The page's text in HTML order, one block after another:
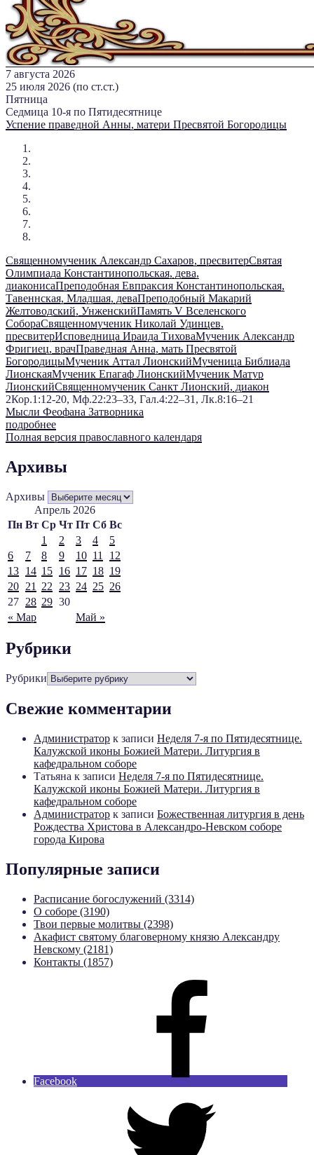
7 августа 2026
25 июля 2026 (по ст.ст.)
Пятница
Седмица 10-я по Пятидесятнице
Успение праведной Анны, матери Пресвятой Богородицы
Священномученик Александр Сахаров, пресвитерСвятая
Олимпиада Константинопольская, дева,
диаконисаПреподобная Евпраксия Константинопольская,
Тавеннская, Младшая, деваПреподобный Макарий
Желтоводский, УнженскийПамять V Вселенского
СобораСвященномученик Николай Удинцев,
пресвитерИсповедница Ираида ТиховаМученик Александр
Фригиец, врачПраведная Анна, мать Пресвятой
БогородицыМученик Аттал ЛионскийМученица Библиада
ЛионскаяМученик Епагаф ЛионскийМученик Матур
ЛионскийСвященномученик Санкт Лионский, диакон
2Кор.1:12-20, Мф.22:23–33, Гал.4:22–31, Лк.8:16–21
Мысли Феофана Затворника
подробнее
Полная версия православного календаря
Архивы
Архивы
Апрель 2026
Пн Вт Ср Чт Пт Сб Вс
« Мар Май »
1 2 3 4
5
6
7 8 9 10 11
12
13 14 15 16 17 18 19
20 21 22 23 24 25 26
27 28 29 30
Рубрики
Рубрики
Свежие комментарии
Администратор к записи Неделя 7-я по Пятидесятнице.
Калужской иконы Божией Матери. Литургия в
кафедральном соборе
Татьяна к записи Неделя 7-я по Пятидесятнице.
Калужской иконы Божией Матери. Литургия в
кафедральном соборе
Администратор к записи Божественная литургия в день
Рождества Христова в Александро-Невском соборе
города Кирова
Популярные записи
Расписание богослужений (3314)
О соборе (3190)
Твои первые молитвы (2398)
Акафист святому благоверному князю Александру
Невскому (2181)
Контакты (1857)
Facebook